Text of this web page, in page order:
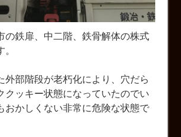
の鉄扉、中二階、鉄骨解体の株式
外部階段が老朽化により、穴だら
クッキー状態になっていたのでい
おかしくない非常に危険な状態で